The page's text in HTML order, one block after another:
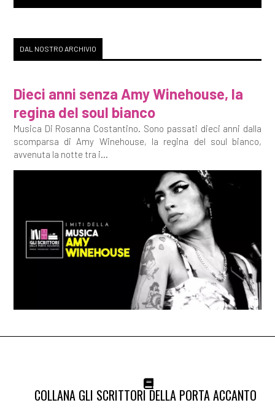
DAL NOSTRO ARCHIVIO
Dieci anni senza Amy Winehouse, la
regina del soul bianco
Musica Di Rosanna Costantino. Sono passati dieci anni dalla
scomparsa di Amy Winehouse, la regina del soul bianco,
avvenuta la notte tra i...
COLLANA GLI SCRITTORI DELLA PORTA ACCANTO